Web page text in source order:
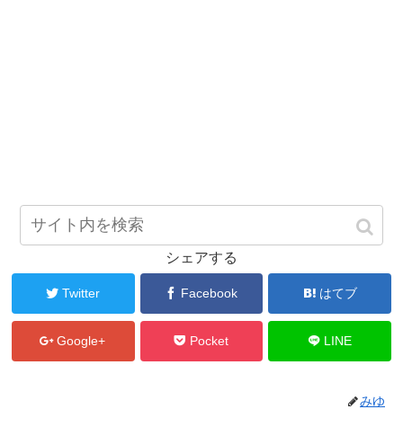
シェアする
Twitter Facebook はてブ
Google+ Pocket LINE
みゆ